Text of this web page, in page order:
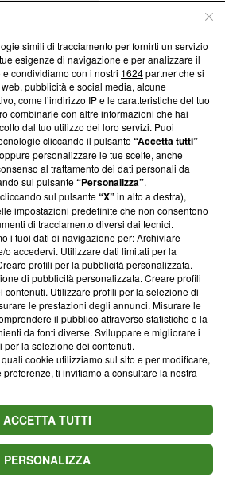
trasparenti su Blasting
editoriali e su come ci impegniamo a
afferma la nostra aderenza a
Integrity’Blasting News non è
ma ha richiesto di farne
ha ancora effettuato una verifica di
Via Carlo Frasca, 3 - 6900
+39 0690258937
simili di tracciamento per fornirti un servizio
esigenze di navigazione e per analizzare il
condividiamo con i nostri 1624partner che si
pubblicità e social media, alcune
come l’indirizzo IP e le caratteristiche del tuo
combinarle con altre informazioni che hai
dal tuo utilizzo dei loro servizi. Puoi
cliccando il pulsante“Accetta tutti”
personalizzare le tue scelte, anche
al trattamento dei dati personali da
sul pulsante“Personalizza”.
sul pulsante“X”in alto a destra),
impostazioni predefinite che non consentono
di tracciamento diversi dai tecnici.
i tuoi dati di navigazione per: Archiviare
accedervi. Utilizzare dati limitati per la
profili per la pubblicità personalizzata.
di pubblicità personalizzata. Creare profili
Utilizzare profili per la selezione di
le prestazioni degli annunci. Misurare le
il pubblico attraverso statistiche o la
da fonti diverse. Sviluppare e migliorare i
la selezione dei contenuti.
cookie utilizziamo sul sito e per modificare,
ti invitiamo a consultare la nostra
ACCETTA TUTTI
PERSONALIZZA